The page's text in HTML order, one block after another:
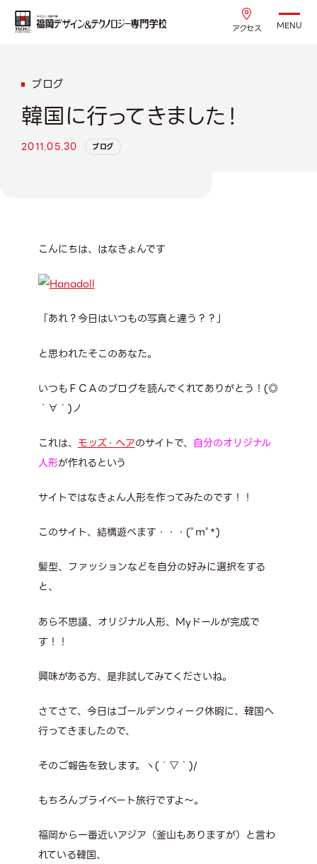
アクセス MENU
ブログ
韓国に行ってきました！
2011.05.30 ブログ
こんにちは、はなきょんです
「あれ？今日はいつもの写真と違う？？」
と思われたそこのあなた。
いつもＦＣＡのブログを読んでくれてありがとう！(◎
´∀｀)ノ
これは、 モッズ・ヘアのサイトで、 自分のオリジナル
人形が作れるという
サイトではなきょん人形を作ってみたのです！！
このサイト、結構遊べます・・・(ﾟｍﾟ*)
髪型、ファッションなどを自分の好みに選択をする
と、
あら不思議、オリジナル人形、Myドールが完成で
す！！
興味がある方、是非試してみてくださいね。
さてさて、今日はゴールデンウィーク休暇に、韓国へ
行ってきましたので、
そのご報告を致します。ヽ(´▽｀)/
もちろんプライベート旅行ですよ～。
福岡から一番近いアジア（釜山もありますが）と言わ
れている韓国、